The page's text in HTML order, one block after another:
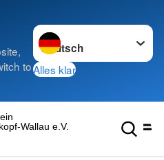
to
Sprache wechseln zu
Alles klar
Wallau e.V.